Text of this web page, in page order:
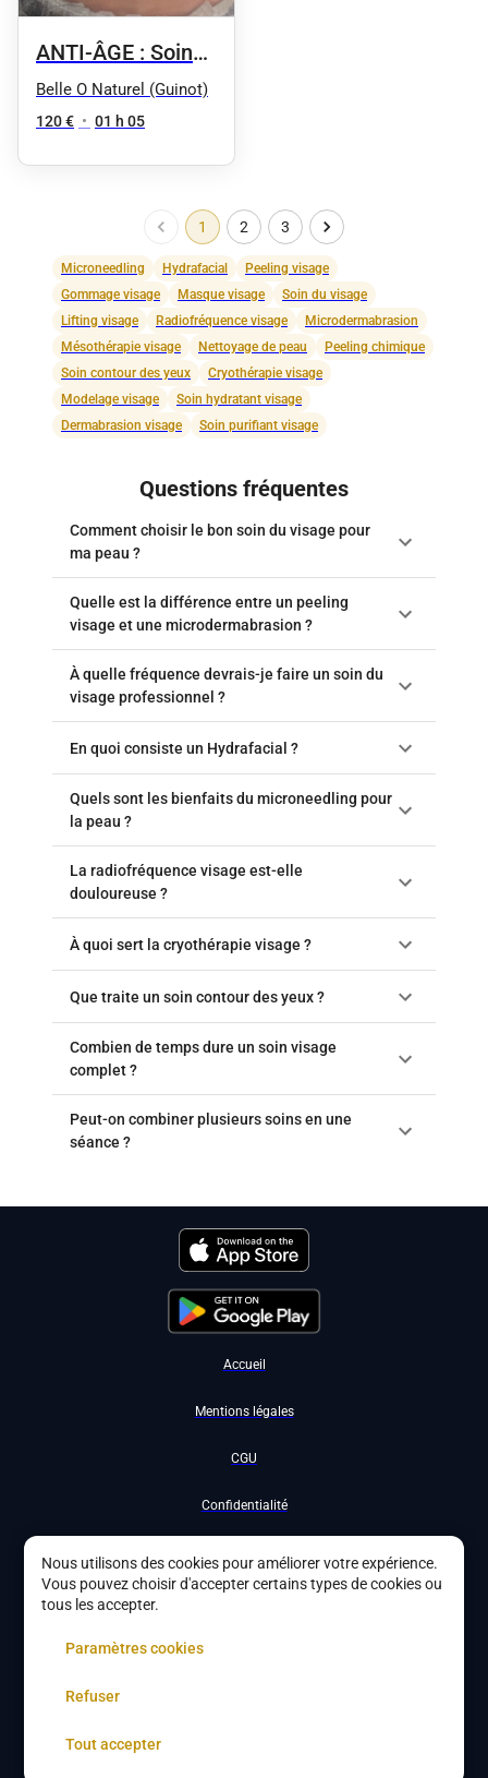
ANTI-ÂGE : Soin
repulpant
hydratant : HYDRA
Belle O Naturel (Guinot)
120 € • 01 h 05
1 2 3
Microneedling Hydrafacial
Peeling visage
Gommage visage
Masque visage
Soin du visage
Lifting visage
Radiofréquence visage
Microdermabrasion
Mésothérapie visage
Nettoyage de peau
Peeling chimique
Soin contour des yeux
Cryothérapie visage
Modelage visage
Soin hydratant visage
Dermabrasion visage
Soin purifiant visage
Questions fréquentes
Comment choisir le bon soin du visage pour
ma peau ?
Quelle est la différence entre un peeling
visage et une microdermabrasion ?
À quelle fréquence devrais-je faire un soin du
visage professionnel ?
En quoi consiste un Hydrafacial ?
Quels sont les bienfaits du microneedling pour
la peau ?
La radiofréquence visage est-elle
douloureuse ?
À quoi sert la cryothérapie visage ?
Que traite un soin contour des yeux ?
Combien de temps dure un soin visage
complet ?
Peut-on combiner plusieurs soins en une
séance ?
Accueil
Mentions légales
CGU
Confidentialité
Nous utilisons des cookies pour améliorer votre expérience.
Vous pouvez choisir d'accepter certains types de cookies ou
tous les accepter.
Paramètres cookies
Refuser
Tout accepter